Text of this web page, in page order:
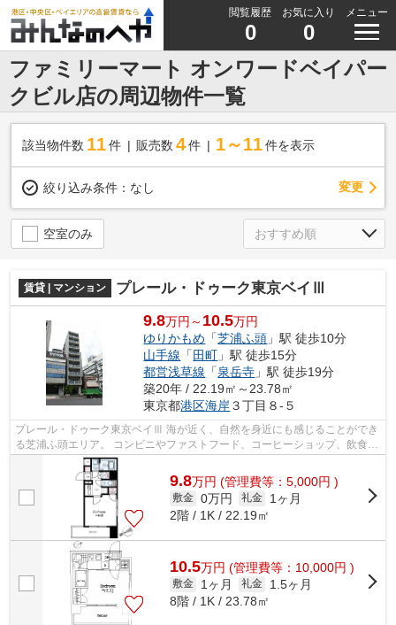
閲覧履歴
0
お気に入り
0
メニュー
ファミリーマート オンワードベイパー
クビル店の周辺物件一覧
該当物件数 11件 販売数 4 件 1～11 件を表示
絞り込み条件： なし 変更
空室のみ
賃貸 | マンション プレール・ドゥーク東京ベイⅢ
9.8万円～ 10.5万円
ゆりかもめ 「芝浦ふ頭 」駅 徒歩10分
山手線 「 田町 」駅 徒歩15分
都営浅草線 「泉岳寺 」駅 徒歩19分
築20年 / 22.19㎡～23.78㎡
東京都港区海岸３丁目８-５
プレール・ドゥーク東京ベイⅢ 海が近く、自然を身近にも感じることができ
る芝浦ふ頭エリア。 コンビニやファストフード、コーヒーショップ、飲食店
もあるので1人暮らしの方に便利で...
9.8万円 (管理費等：5,000円 )
敷金 0万円 礼金
1ヶ月
2階 / 1K / 22.19㎡
10.5万円 (管理費等：10,000円 )
敷金 1ヶ月 礼金
1.5ヶ月
8階 / 1K / 23.78㎡